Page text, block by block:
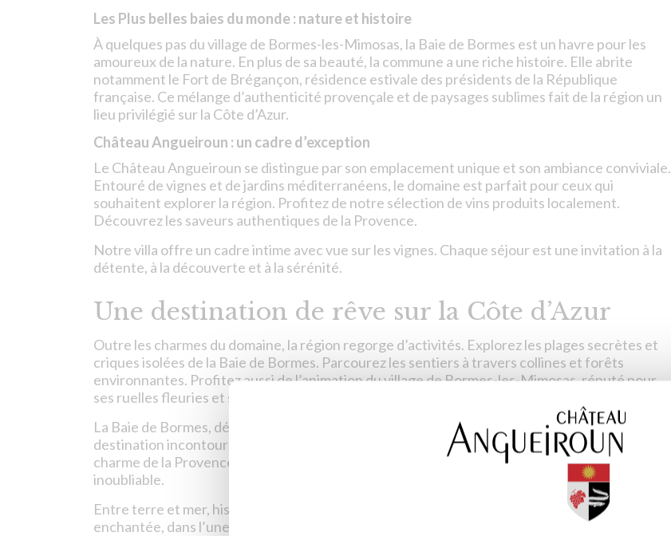
Les Plus belles baies du monde : nature et histoire
À quelques pas du village de Bormes-les-Mimosas, la Baie de Bormes est un havre pour les
amoureux de la nature. En plus de sa beauté, la commune a une riche histoire. Elle abrite
notamment le Fort de Brégançon, résidence estivale des présidents de la République
française. Ce mélange d’authenticité provençale et de paysages sublimes fait de la région un
lieu privilégié sur la Côte d’Azur.
Château Angueiroun : un cadre d’exception
Le Château Angueiroun se distingue par son emplacement unique et son ambiance conviviale.
Entouré de vignes et de jardins méditerranéens, le domaine est parfait pour ceux qui
souhaitent explorer la région. Profitez de notre sélection de vins produits localement.
Découvrez les saveurs authentiques de la Provence.
Notre villa offre un cadre intime avec vue sur les vignes. Chaque séjour est une invitation à la
détente, à la découverte et à la sérénité.
Une destination de rêve sur la Côte d’Azur
Outre les charmes du domaine, la région regorge d’activités. Explorez les plages secrètes et
criques isolées de la Baie de Bormes. Parcourez les sentiers à travers collines et forêts
environnantes. Profitez aussi de l’animation du village de Bormes-les-Mimosas, réputé pour
ses ruelles fleuries et ses marchés colorés.
La Baie de Bormes, désormais membre du club des plus belles baies du monde, est une
destination incontournable. Découvrez cette région préservée et laissez vous séduire par le
charme de la Provence au Château Angueiroun. Chaque instant y devient une expérience
inoubliable.
Entre terre et mer, histoire et nature, le Château Angueiroun vous offre une pause
enchantée, dans l’une des plus belles baies du monde.